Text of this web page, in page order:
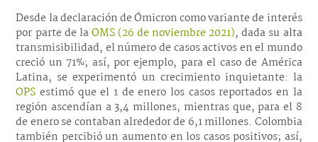
Desde la declaración de Ómicron como variante de interés
por parte de laOMS (26 de noviembre 2021), dada su alta
transmisibilidad, el número de casos activos en el mundo
creció un 71%; así, por ejemplo, para el caso de América
Latina, se experimentó un crecimiento inquietante: la
OPS estimó que el 1 de enero los casos reportados en la
región ascendían a 3,4 millones, mientras que, para el 8
de enero se contaban alrededor de 6,1 millones. Colombia
también percibió un aumento en los casos positivos; así,